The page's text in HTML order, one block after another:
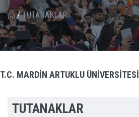
/ TUTANAKLAR
T.C. MARDİN ARTUKLU ÜNİVERSİTESİ
TUTANAKLAR